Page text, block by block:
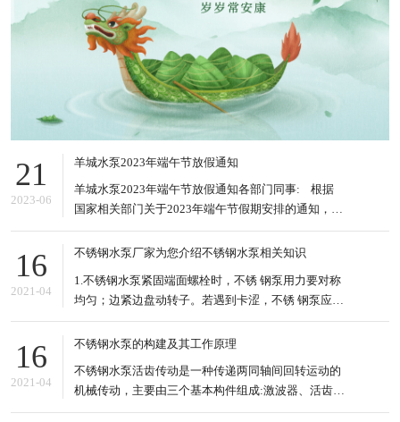
21
2023-06
羊城水泵2023年端午节放假通知
羊城水泵2023年端午节放假通知各部门同事: 根据
国家相关部门关于2023年端午节假期安排的通知，结
合本公司的实际情况，现将2023年端午节放假的有关
事项安排如下: 1、2023年6月22日到6月24日放假，
16
2021-04
不锈钢水泵厂家为您介绍不锈钢水泵相关知识
1.不锈钢水泵紧固端面螺栓时，不锈 钢泵用力要对称
均匀；边紧边盘动转子。若遇到卡涩，不锈 钢泵应松
掉螺栓重新紧。 2.电泵泵驱动轴不能承受任何径向垂
直力，皮带、链条、齿轮等侧向驱动方式禁止使用。
链式联 轴器。 4.齿轮油度要够,不要时间长了,泵的底
16
2021-04
不锈钢水泵的构建及其工作原理
不锈钢水泵活齿传动是一种传递两同轴间回转运动的
机械传动，主要由三个基本构件组成:激波器、活齿轮
和中心轮:国内外有关活齿传动的文献，已经开发出来